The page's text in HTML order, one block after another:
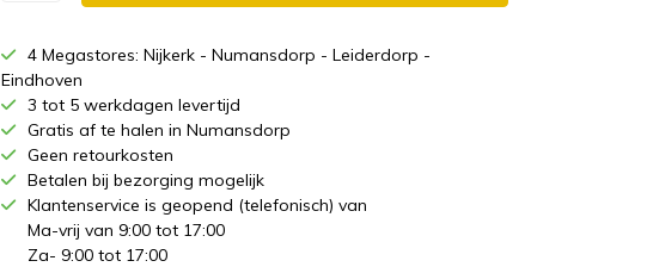
4 Megastores: Nijkerk - Numansdorp - Leiderdorp -
Eindhoven
3 tot 5 werkdagen levertijd
Gratis af te halen in Numansdorp
Geen retourkosten
Betalen bij bezorging mogelijk
Klantenservice is geopend (telefonisch) van
Ma-vrij van 9:00 tot 17:00
Za- 9:00 tot 17:00